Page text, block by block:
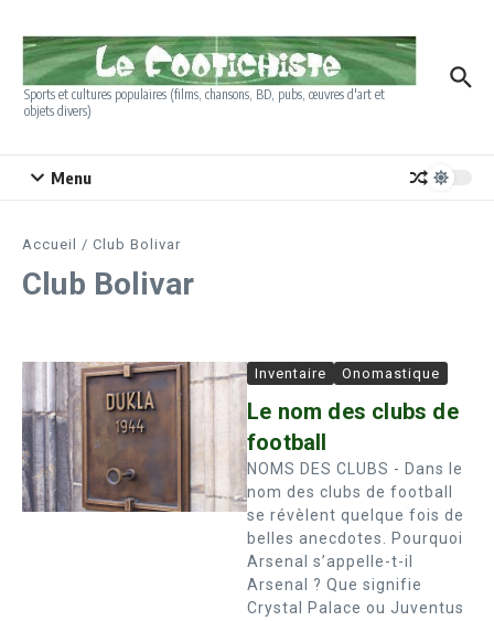
Sports et cultures populaires (films, chansons, BD, pubs, œuvres d'art et
objets divers)
Menu
Accueil / Club Bolivar
Club Bolivar
Inventaire Onomastique
Le nom des clubs de
football
NOMS DES CLUBS - Dans le
nom des clubs de football
se révèlent quelque fois de
belles anecdotes. Pourquoi
Arsenal s’appelle-t-il
Arsenal ? Que signifie
Crystal Palace ou Juventus